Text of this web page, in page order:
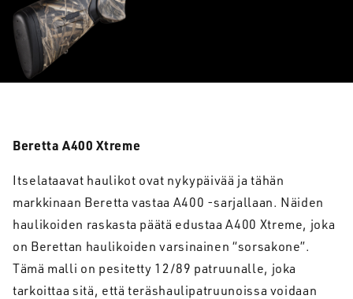
Beretta A400 Xtreme
Itselataavat haulikot ovat nykypäivää ja tähän
markkinaan Beretta vastaa A400 -sarjallaan. Näiden
haulikoiden raskasta päätä edustaa A400 Xtreme, joka
on Berettan haulikoiden varsinainen “sorsakone”.
Tämä malli on pesitetty 12/89 patruunalle, joka
tarkoittaa sitä, että teräshaulipatruunoissa voidaan